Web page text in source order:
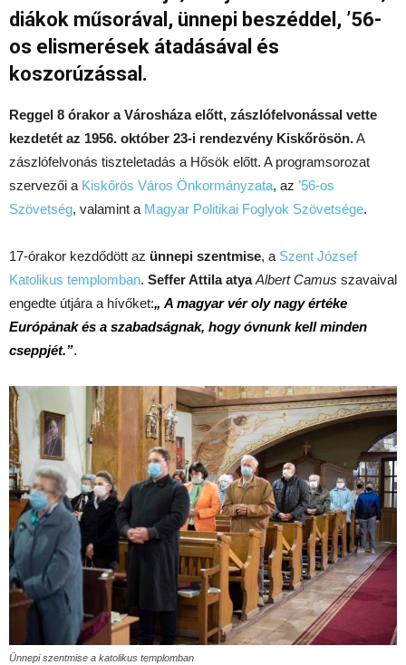
diákok műsorával, ünnepi beszéddel, ’56-
os elismerések átadásával és
koszorúzással.
Reggel 8 órakor a Városháza előtt, zászlófelvonással vette
kezdetét az 1956. október 23-i rendezvény Kiskőrösön.A
zászlófelvonás tiszteletadás a Hősök előtt. A programsorozat
szervezői a Kiskőrös Város Önkormányzata, az ’56-os
Szövetség, valamint a Magyar Politikai Foglyok Szövetsége.
17-órakor kezdődött az ünnepi szentmise, a Szent József
Katolikus templomban. Seffer Attila atya Albert Camus szavaival
engedte útjára a hívőket:„ A magyar vér oly nagy értéke
Európának és a szabadságnak, hogy óvnunk kell minden
cseppjét.”.
Ünnepi szentmise a katolikus templomban